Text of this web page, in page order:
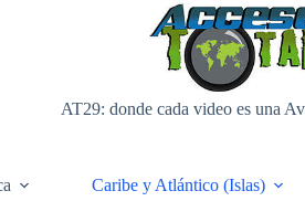
AT29: donde cada video es una
Caribe y Atlántico (Islas)